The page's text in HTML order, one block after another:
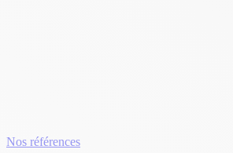
Nos références